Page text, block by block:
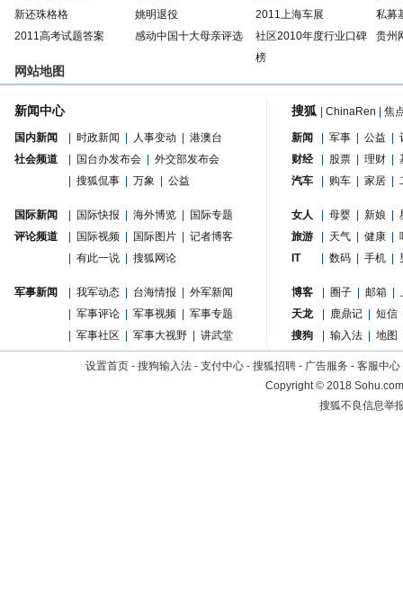
新还珠格格
姚明退役 2011上海车展
私募
2011高考试题答案
感动中国十大母亲评选
社区2010年度行业口碑
榜
贵州
网站地图
新闻中心
国内新闻 时政新闻 人事变动
港澳台
国台办发布会 外交部发布会
社会频道
搜狐侃事 万象 公益
国际新闻 国际快报 海外博览
国际专题
国际视频 国际图片 记者博客
评论频道
有此一说 搜狐网论
军事新闻 我军动态 台海情报
外军新闻
军事评论 军事视频
军事专题
军事社区 军事大视野 讲武堂
搜狐 ChinaRen 焦
新闻 军事 公益
财经
股票 理财
汽车
购车 家居
女人 母婴 新娘
旅游
天气 健康
IT
数码 手机
博客 圈子 邮箱
天龙
鹿鼎记
短信
搜狗
输入法 地图
设置首页 - 搜狗输入法 - 支付中心 - 搜狐招聘 - 广告服务 - 客服中心
Copyright©2018
搜狐不良信息举